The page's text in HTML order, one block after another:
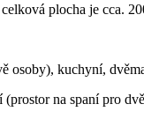
plocha je cca.
osoby), kuchyní,
na spaní pro